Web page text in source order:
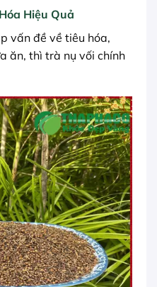
Hiệu Quả
vấn đề về tiêu hóa,
ăn, thì trà nụ vối chính